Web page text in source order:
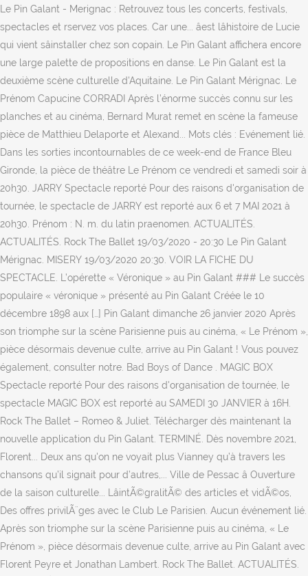
Le Pin Galant - Merignac : Retrouvez tous les concerts, festivals,
spectacles et rservez vos places. Car une... âest lâhistoire de Lucie
qui vient sâinstaller chez son copain. Le Pin Galant affichera encore
une large palette de propositions en danse. Le Pin Galant est la
deuxième scène culturelle d'Aquitaine. Le Pin Galant Mérignac. Le
Prénom Capucine CORRADI Après l’énorme succès connu sur les
planches et au cinéma, Bernard Murat remet en scène la fameuse
pièce de Matthieu Delaporte et Alexand... Mots clés : Evénement lié.
Dans les sorties incontournables de ce week-end de France Bleu
Gironde, la pièce de théâtre Le Prénom ce vendredi et samedi soir à
20h30. JARRY Spectacle reporté Pour des raisons d'organisation de
tournée, le spectacle de JARRY est reporté aux 6 et 7 MAI 2021 à
20h30. Prénom : N. m. du latin praenomen. ACTUALITÉS.
ACTUALITÉS. Rock The Ballet 19/03/2020 - 20:30 Le Pin Galant
Mérignac. MISERY 19/03/2020 20:30. VOIR LA FICHE DU
SPECTACLE. L’opérette « Véronique » au Pin Galant ### Le succès
populaire « véronique » présenté au Pin Galant Créée le 10
décembre 1898 aux […] Pin Galant dimanche 26 janvier 2020 Après
son triomphe sur la scène Parisienne puis au cinéma, « Le Prénom »,
pièce désormais devenue culte, arrive au Pin Galant ! Vous pouvez
également, consulter notre. Bad Boys of Dance . MAGIC BOX
Spectacle reporté Pour des raisons d'organisation de tournée, le
spectacle MAGIC BOX est reporté au SAMEDI 30 JANVIER à 16H.
Rock The Ballet – Romeo & Juliet. Télécharger dès maintenant la
nouvelle application du Pin Galant. TERMINÉ. Dès novembre 2021,
Florent... Deux ans qu'on ne voyait plus Vianney qu’à travers les
chansons qu’il signait pour d’autres,... Ville de Pessac â Ouverture
de la saison culturelle... LâintÃ©gralitÃ© des articles et vidÃ©os,
Des offres privilÃ¨ges avec le Club Le Parisien. Aucun événement lié.
Après son triomphe sur la scène Parisienne puis au cinéma, « Le
Prénom », pièce désormais devenue culte, arrive au Pin Galant avec
Florent Peyre et Jonathan Lambert. Rock The Ballet. ACTUALITÉS.